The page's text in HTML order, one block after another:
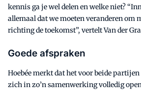
kennis ga je wel delen en welke niet?
allemaal dat we moeten veranderen om
richting de toekomst”, vertelt Van der
Goede afspraken
Hoebée merkt dat het voor beide
zich in zo’n samenwerking volledig